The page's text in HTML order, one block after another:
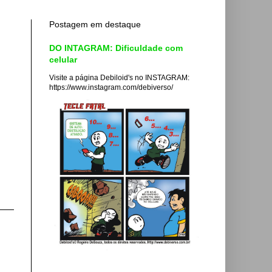
Postagem em destaque
DO INTAGRAM: Dificuldade com
celular
Visite a página Debiloid's no INSTAGRAM:
https://www.instagram.com/debiverso/